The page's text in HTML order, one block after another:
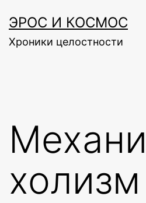
to
content
ЭРОС И КОСМОС
Хроники целостности
холизм